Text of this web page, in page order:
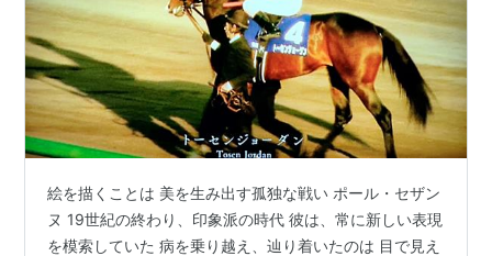
競走成績 30戦9勝
主な勝ち鞍 ：
2011年天皇賞（秋）（GI）
2011年札幌記念（GII）
2011年アメリカジョッキークラブカップ（GII）
2010年アルゼンチン共和国杯（GII）
絵を描くことは 美を生み出す孤独な戦い ポール・セザン
ヌ 19世紀の終わり、印象派の時代 彼は、常に新しい表現
を模索していた 病を乗り越え、辿り着いたのは 目で見え